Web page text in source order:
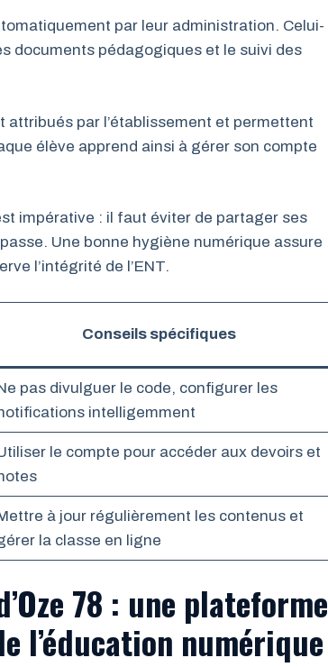
par leur administration. Celui-
documents pédagogiques et le suivi des
par l’établissement et permettent
élève apprend ainsi à gérer son compte
impérative : il faut éviter de partager ses
Une bonne hygiène numérique assure
l’intégrité de l’ENT.
Conseils spécifiques
pas divulguer le code, configurer les
intelligemment
le compte pour accéder aux devoirs et
à jour régulièrement les contenus et
la classe en ligne
78 : une plateforme
l’éducation numérique